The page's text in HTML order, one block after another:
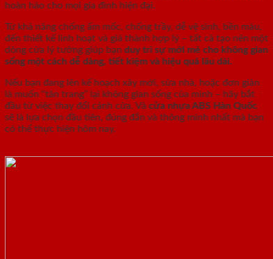
hoàn hảo cho mọi gia đình hiện đại.
Từ khả năng chống ẩm mốc, chống trầy, dễ vệ sinh, bền màu,
đến thiết kế linh hoạt và giá thành hợp lý – tất cả tạo nên một
dòng cửa lý tưởng giúp bạn duy trì sự mới mẻ cho không gian
sống một cách dễ dàng, tiết kiệm và hiệu quả lâu dài.
Nếu bạn đang lên kế hoạch xây mới, sửa nhà, hoặc đơn giản
là muốn “tân trang” lại không gian sống của mình – hãy bắt
đầu từ việc thay đổi cánh cửa. Và cửa nhựa ABS Hàn Quốc
sẽ là lựa chọn đầu tiên, đúng đắn và thông minh nhất mà bạn
có thể thực hiện hôm nay.